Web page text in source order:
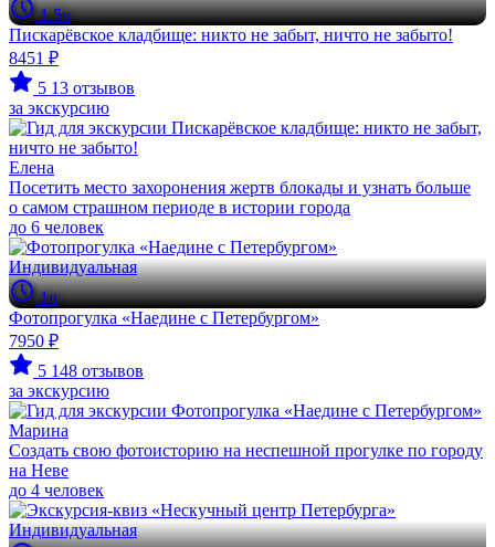
1.5ч
Пискарёвское кладбище: никто не забыт, ничто не забыто!
8451 ₽
5 13 отзывов
за экскурсию
Елена
Посетить место захоронения жертв блокады и узнать больше
о самом страшном периоде в истории города
до 6 человек
Индивидуальная
1ч
Фотопрогулка «Наедине с Петербургом»
7950 ₽
5 148 отзывов
за экскурсию
Марина
Создать свою фотоисторию на неспешной прогулке по городу
на Неве
до 4 человек
Индивидуальная